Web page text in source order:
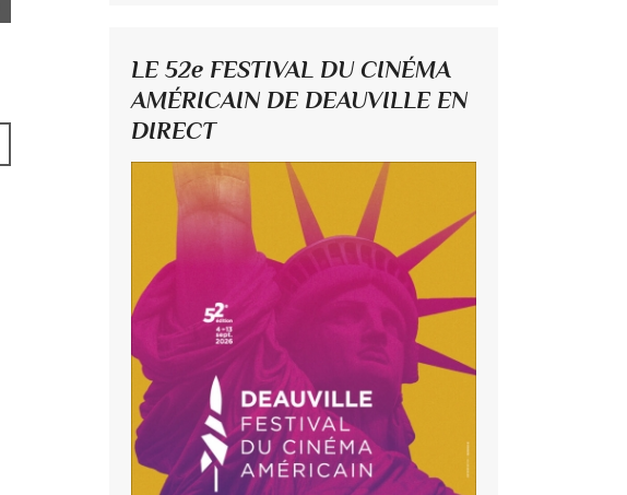
LE 52e FESTIVAL DU CINÉMA
AMÉRICAIN DE DEAUVILLE EN
DIRECT